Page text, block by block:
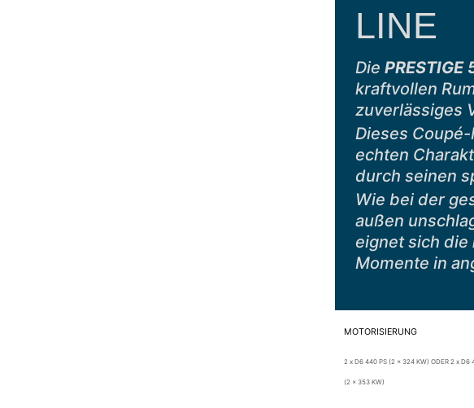
LINE
DiePRESTIGE
kraftvollen
zuverlässiges
Dieses
echten
durch seinen
Wie bei der
außen
eignet sich die
Momente in
MOTORISIERUNG
2 x D6 440 PS (2 x 324 KW) ODER 2 x D6
(2 x 353 KW)